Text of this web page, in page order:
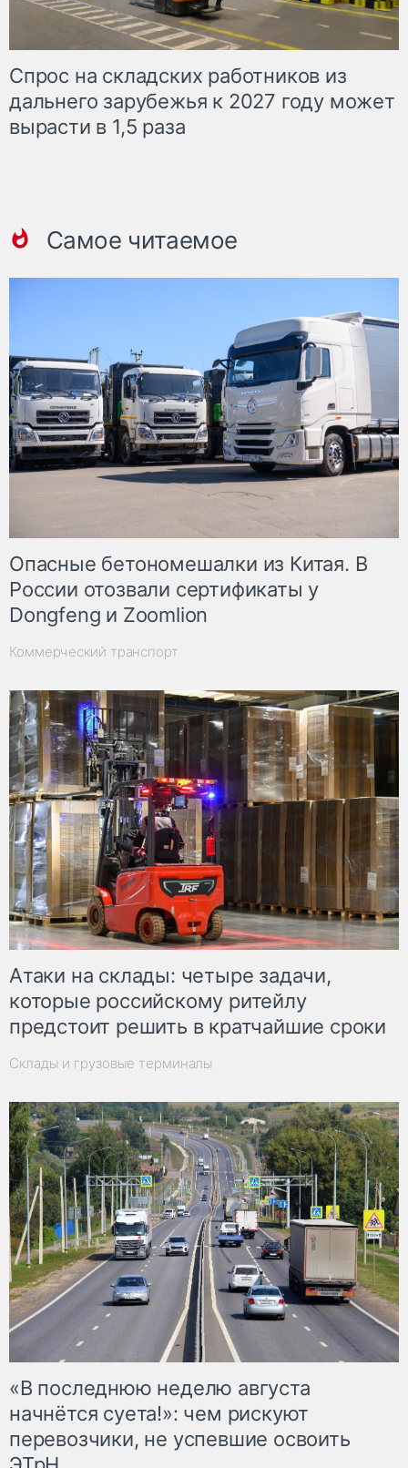
Спрос на складских работников из
дальнего зарубежья к 2027 году может
вырасти в 1,5 раза
Самое читаемое
Опасные бетономешалки из Китая. В
России отозвали сертификаты у
Dongfeng и Zoomlion
Коммерческий транспорт
Атаки на склады: четыре задачи,
которые российскому ритейлу
предстоит решить в кратчайшие сроки
Склады и грузовые терминалы
«В последнюю неделю августа
начнётся суета!»: чем рискуют
перевозчики, не успевшие освоить